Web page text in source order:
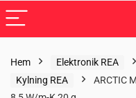
Hem Elektronik REA
Kylning REA
ARCTIC